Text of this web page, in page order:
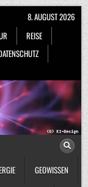
REISE
8. AUGUST 2026
GEOWISSEN